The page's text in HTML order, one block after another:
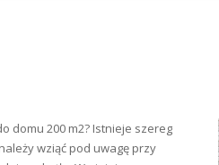
domu 200 m2? Istnieje szereg
wziąć pod uwagę przy